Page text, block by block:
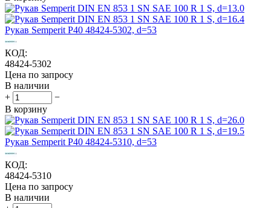
Рукав Semperit P40 48424-5302, d=53
КОД:
48424-5302
Цена по запросу
В наличии
+
−
В корзину
Рукав Semperit P40 48424-5310, d=53
КОД:
48424-5310
Цена по запросу
В наличии